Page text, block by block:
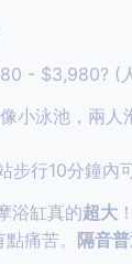
- $3,980? (
小泳池，兩人
步行10分鐘內
浴缸真的超大
痛苦。 隔音